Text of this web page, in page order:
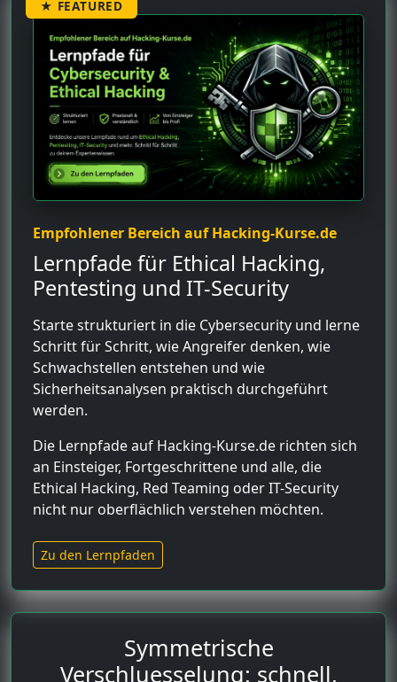
★ FEATURED
Empfohlener Bereich auf Hacking-Kurse.de
Lernpfade für Ethical Hacking,
Pentesting und IT-Security
Starte strukturiert in die Cybersecurity und lerne
Schritt für Schritt, wie Angreifer denken, wie
Schwachstellen entstehen und wie
Sicherheitsanalysen praktisch durchgeführt
werden.
Die Lernpfade auf Hacking-Kurse.de richten sich
an Einsteiger, Fortgeschrittene und alle, die
Ethical Hacking, Red Teaming oder IT-Security
nicht nur oberflächlich verstehen möchten.
Zu den Lernpfaden
Symmetrische
Verschluesselung: schnell,